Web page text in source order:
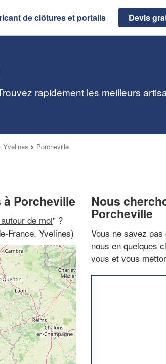
de clôtures et portails Devis
rapidement les meilleurs
Yvelines > Porcheville
Porcheville
de moi" ?
France, Yvelines)
Nous
Porcheville
Vous ne savez
nous en quelques
vous et vous